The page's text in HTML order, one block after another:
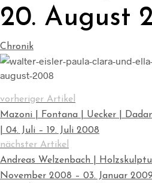
20. August
Chronik
vorheriger Artikel
Mazoni | Fontana | Uecker |
| 04. Juli – 19. Juli 2008
nächster Artikel
Andreas Welzenbach |
November 2008 – 03. Januar 2009